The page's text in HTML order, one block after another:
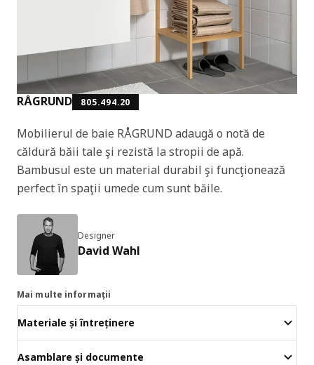
RÅGRUND 805.494.20
Mobilierul de baie RÅGRUND adaugă o notă de
căldură băii tale şi rezistă la stropii de apă.
Bambusul este un material durabil şi funcţionează
perfect în spaţii umede cum sunt băile.
Designer
David Wahl
Mai multe informații
Materiale și întreținere
Asamblare și documente